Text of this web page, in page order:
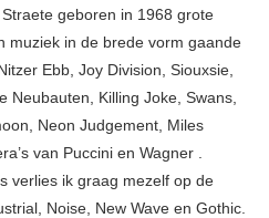
geboren in 1968 grote
muziek in de brede vorm gaande
Ebb, Joy Division, Siouxsie,
Neubauten, Killing Joke, Swans,
Neon Judgement, Miles
van Puccini en Wagner .
verlies ik graag mezelf op de
Noise, New Wave en Gothic.